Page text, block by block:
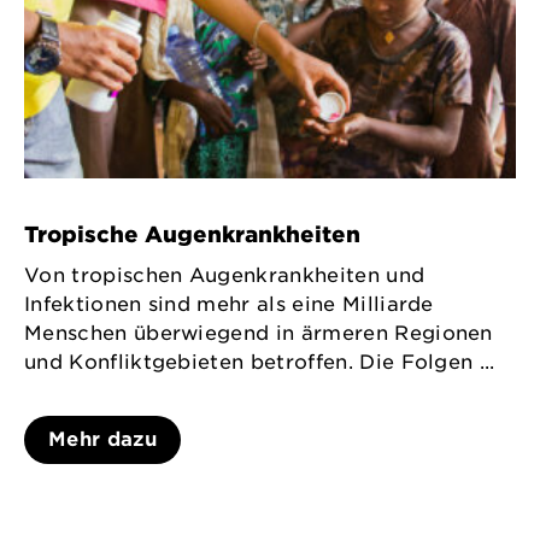
Tropische Augenkrankheiten
Von tropischen Augenkrankheiten und
Infektionen sind mehr als eine Milliarde
Menschen überwiegend in ärmeren Regionen
und Konfliktgebieten betroffen. Die Folgen ...
Mehr dazu